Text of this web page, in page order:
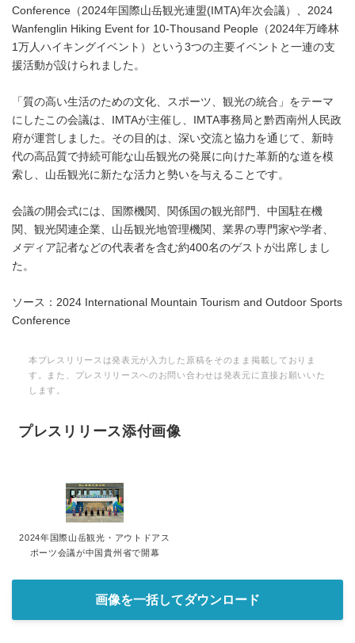
Conference（2024年国際山岳観光連盟(IMTA)年次会議）、2024
Wanfenglin Hiking Event for 10-Thousand People（2024年万峰林
1万人ハイキングイベント）という3つの主要イベントと一連の支
援活動が設けられました。
「質の高い生活のための文化、スポーツ、観光の統合」をテーマ
にしたこの会議は、IMTAが主催し、IMTA事務局と黔西南州人民政
府が運営しました。その目的は、深い交流と協力を通じて、新時
代の高品質で持続可能な山岳観光の発展に向けた革新的な道を模
索し、山岳観光に新たな活力と勢いを与えることです。
会議の開会式には、国際機関、関係国の観光部門、中国駐在機
関、観光関連企業、山岳観光地管理機関、業界の専門家や学者、
メディア記者などの代表者を含む約400名のゲストが出席しまし
た。
ソース：2024 International Mountain Tourism and Outdoor Sports
Conference
本プレスリリースは発表元が入力した原稿をそのまま掲載しておりま
す。また、プレスリリースへのお問い合わせは発表元に直接お願いいた
します。
プレスリリース添付画像
2024年国際山岳観光・アウトドアス
ポーツ会議が中国貴州省で開幕
画像を一括してダウンロード